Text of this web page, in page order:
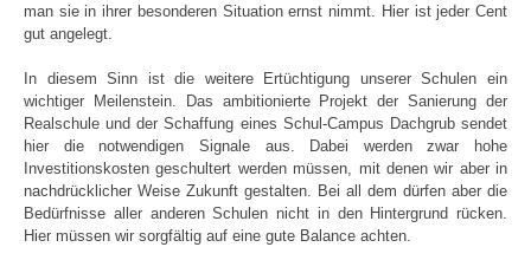
man sie in ihrer besonderen Situation ernst nimmt. Hier ist jeder Cent
gut angelegt.
In diesem Sinn ist die weitere Ertüchtigung unserer Schulen ein
wichtiger Meilenstein. Das ambitionierte Projekt der Sanierung der
Realschule und der Schaffung eines Schul-Campus Dachgrub sendet
hier die notwendigen Signale aus. Dabei werden zwar hohe
Investitionskosten geschultert werden müssen, mit denen wir aber in
nachdrücklicher Weise Zukunft gestalten. Bei all dem dürfen aber die
Bedürfnisse aller anderen Schulen nicht in den Hintergrund rücken.
Hier müssen wir sorgfältig auf eine gute Balance achten.